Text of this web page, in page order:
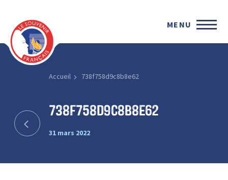
MENU
Accueil 738f758d9c8b8e62
738f758d9c8b8e62
31 mars 2022